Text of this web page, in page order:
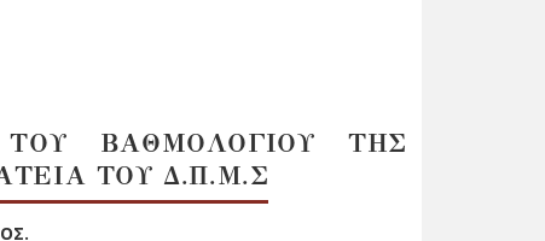
ΒΑΘΜΟΛΟΓΙΟΥ ΤΗΣ
ΤΟΥ Δ.Π.Μ.Σ